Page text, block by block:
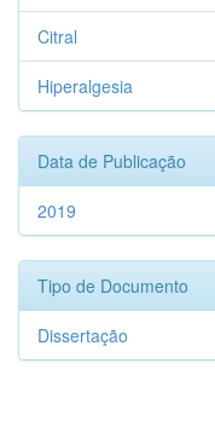
Citral
Hiperalgesia
Data de Publicação
2019
Tipo de Documento
Dissertação